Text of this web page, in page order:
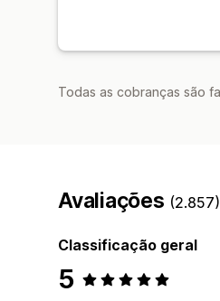
Todas as cobranças são
Avaliações (2.857)
Classificação geral
5